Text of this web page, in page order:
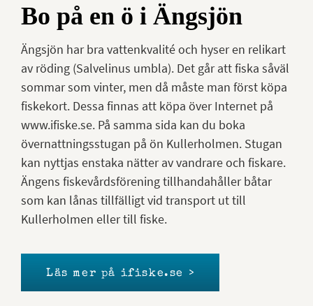
Bo på en ö i Ängsjön
Ängsjön har bra vattenkvalité och hyser en relikart
av röding (Salvelinus umbla). Det går att fiska såväl
sommar som vinter, men då måste man först köpa
fiskekort. Dessa finnas att köpa över Internet på
www.ifiske.se. På samma sida kan du boka
övernattningsstugan på ön Kullerholmen. Stugan
kan nyttjas enstaka nätter av vandrare och fiskare.
Ängens fiskevårdsförening tillhandahåller båtar
som kan lånas tillfälligt vid transport ut till
Kullerholmen eller till fiske.
Läs mer på ifiske.se >